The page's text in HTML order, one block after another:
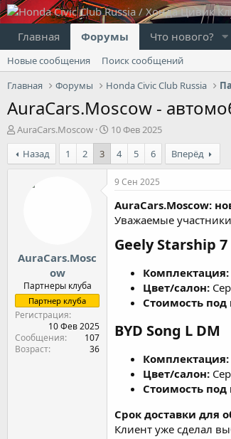
Главная Форумы Что нового?
Новые сообщения
Поиск сообщений
Главная
Форумы Honda Civic Club Russia
AuraCars.Moscow -
А
в
т
о
AuraCars.Moscow
Д
а
а
н
ч
а
10 Фев 2025
Назад
1 2 3 4 5 6 Вперёд
AuraCars.Mosc
ow
Партнеры клуба
Партнер клуба
Регистрация
10 Фев 2025
Сообщения
107
Возраст
36
9 Сен 2025
AuraCars.Moscow:
Уважаемые
Geely Starship 7
Комплектация:
Цвет/салон:
Стоимость
BYD Song L DM
Комплектация:
Цвет/салон:
Стоимость
Срок доставки для
Клиент уже сделал